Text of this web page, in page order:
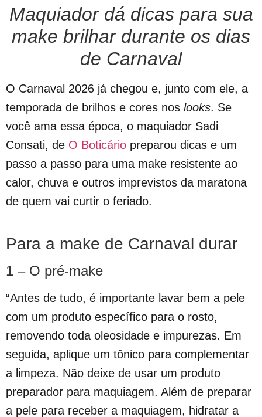
Maquiador dá dicas para sua
make brilhar durante os dias
de Carnaval
O Carnaval 2026 já chegou e, junto com ele, a
temporada de brilhos e cores nos looks. Se
você ama essa época, o maquiador Sadi
Consati, de O Boticário preparou dicas e um
passo a passo para uma make resistente ao
calor, chuva e outros imprevistos da maratona
de quem vai curtir o feriado.
Para a make de Carnaval durar
1 – O pré-make
“Antes de tudo, é importante lavar bem a pele
com um produto específico para o rosto,
removendo toda oleosidade e impurezas. Em
seguida, aplique um tônico para complementar
a limpeza. Não deixe de usar um produto
preparador para maquiagem. Além de preparar
a pele para receber a maquiagem, hidratar a